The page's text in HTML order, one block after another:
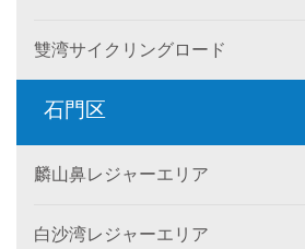
雙湾サイクリングロード
石門区
麟山鼻レジャーエリア
白沙湾レジャーエリア